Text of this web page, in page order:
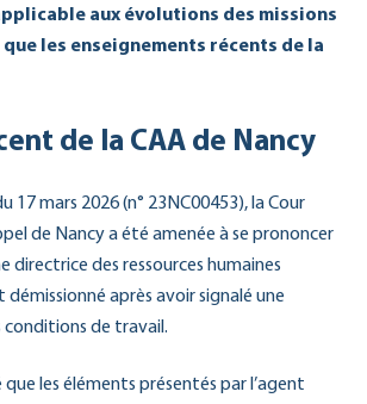
aux évolutions des missions
les enseignements récents de la
de la CAA de Nancy
17 mars 2026 (n° 23NC00453), la Cour
de Nancy a été amenée à se prononcer
directrice des ressources humaines
après avoir signalé une
de travail.
que les éléments présentés par l’agent